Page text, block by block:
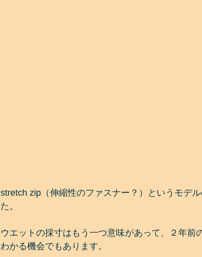
stretch zip（伸縮性のファスナー？）というモデ
た。
ウエットの採寸はもう一つ意味があって、２年
わかる機会でもあります。